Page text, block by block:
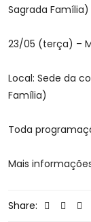
Sagrada Família)
23/05 (terça) –
Local: Sede da
Família)
Toda
Mais
Share: